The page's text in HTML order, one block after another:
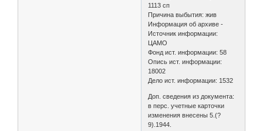
1113 сп
Причина выбытия: жив
Информация об архиве -
Источник информации:
ЦАМО
Фонд ист. информации: 58
Опись ист. информации:
18002
Дело ист. информации: 1532
Доп. сведения из документа:
в перс. учетные карточки
изменения внесены 5.(?
9).1944.